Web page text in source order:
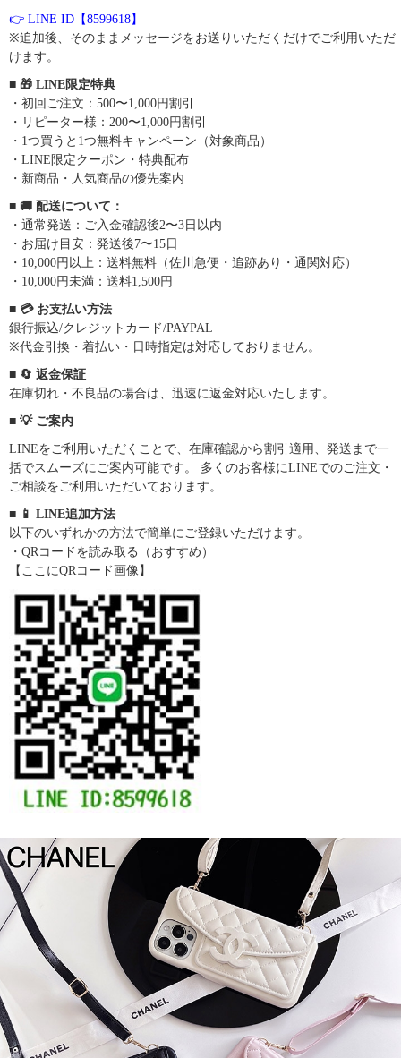
👉 LINE ID【8599618】
※追加後、そのままメッセージをお送りいただくだけでご利用いただ
けます。
■ 🎁 LINE限定特典
・初回ご注文：500〜1,000円割引
・リピーター様：200〜1,000円割引
・1つ買うと1つ無料キャンペーン（対象商品）
・LINE限定クーポン・特典配布
・新商品・人気商品の優先案内
■ 🚚 配送について：
・通常発送：ご入金確認後2〜3日以内
・お届け目安：発送後7〜15日
・10,000円以上：送料無料（佐川急便・追跡あり・通関対応）
・10,000円未満：送料1,500円
■ 💳 お支払い方法
銀行振込/クレジットカード/PAYPAL
※代金引換・着払い・日時指定は対応しておりません。
■ 🔄 返金保証
在庫切れ・不良品の場合は、迅速に返金対応いたします。
■ 💡 ご案内
LINEをご利用いただくことで、在庫確認から割引適用、発送まで一
括でスムーズにご案内可能です。 多くのお客様にLINEでのご注文・
ご相談をご利用いただいております。
■ 📱 LINE追加方法
以下のいずれかの方法で簡単にご登録いただけます。
・QRコードを読み取る（おすすめ）
【ここにQRコード画像】